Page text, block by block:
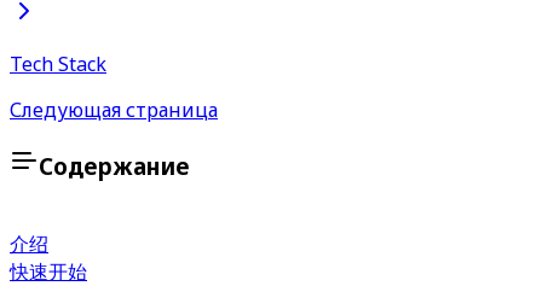
Tech Stack
Следующая страница
Содержание
介绍
快速开始